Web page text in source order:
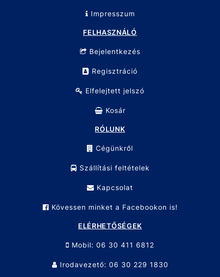
Impresszum
FELHASZNÁLÓ
Bejelentkezés
Regisztráció
Elfelejtett jelszó
Kosár
RÓLUNK
Cégünkről
Szállítási feltételek
Kapcsolat
Kövessen minket a Facebookon is!
ELÉRHETŐSÉGEK
Mobil: 06 30 411 6812
Irodavezető: 06 30 229 1830